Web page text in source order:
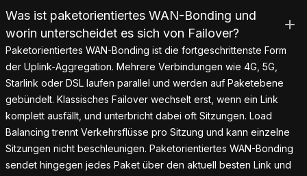
Was ist paketorientiertes WAN-Bonding und
worin unterscheidet es sich von Failover?
Paketorientiertes WAN-Bonding ist die fortgeschrittenste Form
der Uplink-Aggregation. Mehrere Verbindungen wie 4G, 5G,
Starlink oder DSL laufen parallel und werden auf Paketebene
gebündelt. Klassisches Failover wechselt erst, wenn ein Link
komplett ausfällt, und unterbricht dabei oft Sitzungen. Load
Balancing trennt Verkehrsflüsse pro Sitzung und kann einzelne
Sitzungen nicht beschleunigen. Paketorientiertes WAN-Bonding
sendet hingegen jedes Paket über den aktuell besten Link und